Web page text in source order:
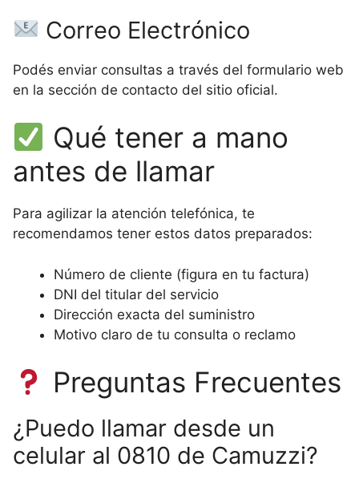
Correo Electrónico
Podés enviar consultas a través del formulario web
en la sección de contacto del sitio oficial.
Qué tener a mano
antes de llamar
Para agilizar la atención telefónica, te
recomendamos tener estos datos preparados:
Número de cliente (figura en tu factura)
DNI del titular del servicio
Dirección exacta del suministro
Motivo claro de tu consulta o reclamo
Preguntas Frecuentes
¿Puedo llamar desde un
celular al 0810 de Camuzzi?